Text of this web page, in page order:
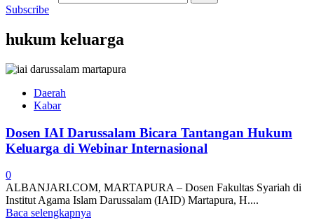
Subscribe
hukum keluarga
Daerah
Kabar
Dosen IAI Darussalam Bicara Tantangan Hukum
Keluarga di Webinar Internasional
0
ALBANJARI.COM, MARTAPURA – Dosen Fakultas Syariah di
Institut Agama Islam Darussalam (IAID) Martapura, H....
Baca selengkapnya